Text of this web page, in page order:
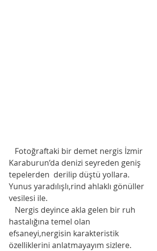
Karaburun’da denizi seyreden geniş
tepelerden  derilip düştü yollara.
Yunus yaradılışlı,rind ahlaklı gönüller
vesilesi ile.
hastalığına temel olan
efsaneyi,nergisin karakteristik
özelliklerini anlatmayayım sizlere.